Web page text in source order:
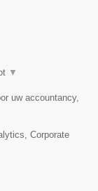
▼
uw accountancy,
Corporate